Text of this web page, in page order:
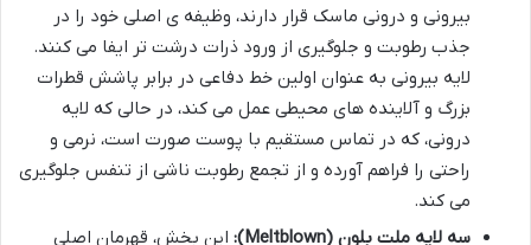
بیرونی و درونی ماسک قرار دارند، وظیفه ی اصلی خود را در
جذب رطوبت و جلوگیری از ورود ذرات درشت تر ایفا می کنند.
لایه بیرونی به عنوان اولین خط دفاعی در برابر پاشش قطرات
بزرگ و آلاینده های محیطی عمل می کند، در حالی که لایه
درونی، که در تماس مستقیم با پوست صورت است، نرمی و
راحتی را فراهم آورده و از تجمع رطوبت ناشی از تنفس جلوگیری
می کند.
سه لایه ملت بلون (Meltblown):
این بخش، قهرمان اصلی